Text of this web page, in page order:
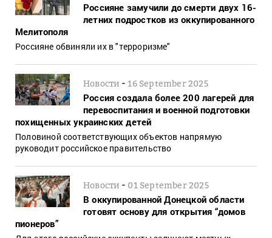
Россияне замучили до смерти двух 16-
летних подростков из оккупированного
Мелитополя
Россияне обвиняли их в "терроризме"
Новости -16 September 2025
Россия создала более 200 лагерей для
перевоспитания и военной подготовки
похищенных украинских детей
Половиной соответствующих объектов напрямую
руководит российское правительство
Новости - 01 September 2025
В оккупированной Донецкой области
готовят основу для открытия “домов
пионеров”